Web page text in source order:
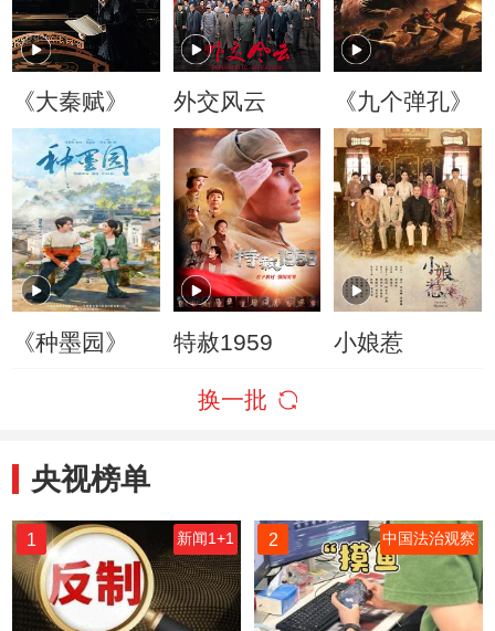
《大秦赋》 外交风云 《九个弹孔》
《种墨园》 特赦1959 小娘惹
换一批
央视榜单
1 新闻1+1 2 中国法治观察